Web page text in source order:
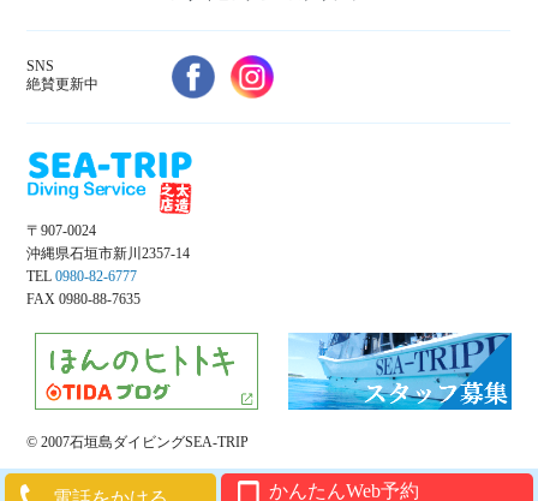
SNS
絶賛更新中
〒907-0024
沖縄県石垣市新川2357-14
TEL 0980-82-6777
FAX 0980-88-7635
© 2007石垣島ダイビングSEA-TRIP
かんたんWeb予約